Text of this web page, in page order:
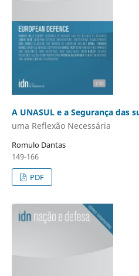
A UNASUL e a Segurança das
uma Reflexão Necessária
Romulo Dantas
149-166
PDF